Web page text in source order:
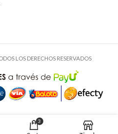
LOS DERECHOS RESERVADOS
3